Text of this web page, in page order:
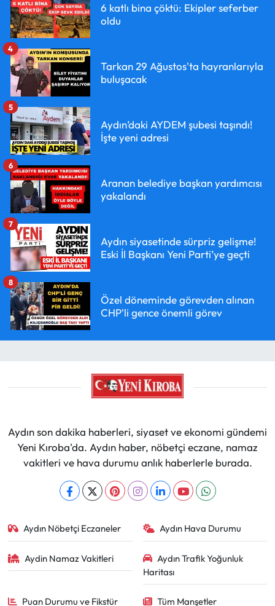
6 katlı bina çöktü: Ekipler seferber
oldu
Tarkan 29 Ağustos'ta hayranlarıyla
buluşacak
4
Aydın’daki AYDEM şubesi taşındı!
İşte yeni adresi
5
Aranan belediye başkan yardımcısı
yakalandı
6
Aydın siyasetinde sürpriz gelişme!
Eski İl Başkanı Yeni Parti’ye geçti
7
Özel döneminde görevden alınan
CHP'li gence önemli görev
8
Aydın son dakika haberleri, siyaset ve ekonomi gündemi
Yeni Kıroba'da. Aydın haber, nöbetçi eczane, namaz
vakitleri ve hava durumu anlık haberlerle burada.
Aydın Nöbetçi Eczaneler Aydın Hava Durumu
Aydin Namaz Vakitleri
Aydın Trafik Yoğunluk
Haritası
Puan Durumu ve Fikstür Tüm Manşetler